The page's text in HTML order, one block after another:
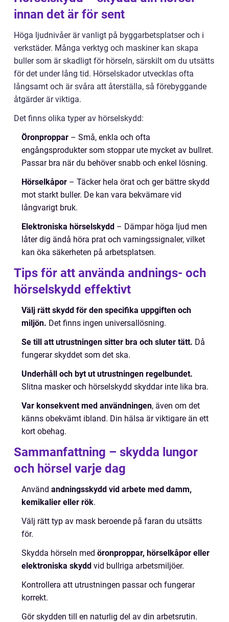
innan det är för sent
Höga ljudnivåer är vanligt på byggarbetsplatser och i
verkstäder. Många verktyg och maskiner kan skapa
buller som är skadligt för hörseln, särskilt om du utsätts
för det under lång tid. Hörselskador utvecklas ofta
långsamt och är svåra att återställa, så förebyggande
åtgärder är viktiga.
Det finns olika typer av hörselskydd:
Öronproppar – Små, enkla och ofta
engångsprodukter som stoppar ute mycket av bullret.
Passar bra när du behöver snabb och enkel lösning.
Hörselkåpor – Täcker hela örat och ger bättre skydd
mot starkt buller. De kan vara bekvämare vid
långvarigt bruk.
Elektroniska hörselskydd – Dämpar höga ljud men
låter dig ändå höra prat och varningssignaler, vilket
kan öka säkerheten på arbetsplatsen.
Tips för att använda andnings- och
hörselskydd effektivt
Välj rätt skydd för den specifika uppgiften och
miljön. Det finns ingen universallösning.
Se till att utrustningen sitter bra och sluter tätt. Då
fungerar skyddet som det ska.
Underhåll och byt ut utrustningen regelbundet.
Slitna masker och hörselskydd skyddar inte lika bra.
Var konsekvent med användningen, även om det
känns obekvämt ibland. Din hälsa är viktigare än ett
kort obehag.
Sammanfattning – skydda lungor
och hörsel varje dag
Använd andningsskydd vid arbete med damm,
kemikalier eller rök.
Välj rätt typ av mask beroende på faran du utsätts
för.
Skydda hörseln med öronproppar, hörselkåpor eller
elektroniska skydd vid bullriga arbetsmiljöer.
Kontrollera att utrustningen passar och fungerar
korrekt.
Gör skydden till en naturlig del av din arbetsrutin.